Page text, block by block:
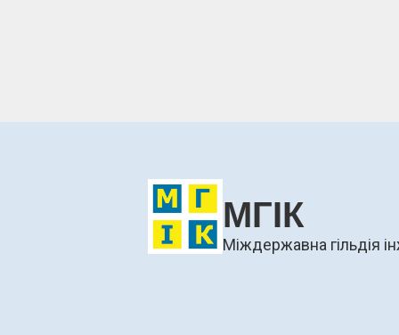
МГІК
Міждержавна гільдія